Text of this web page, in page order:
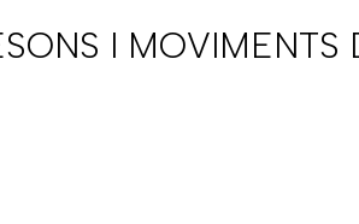
I MOVIMENTS